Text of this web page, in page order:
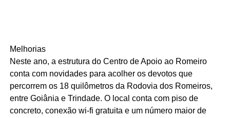
Melhorias
Neste ano, a estrutura do Centro de Apoio ao Romeiro
conta com novidades para acolher os devotos que
percorrem os 18 quilômetros da Rodovia dos Romeiros,
entre Goiânia e Trindade. O local conta com piso de
concreto, conexão wi-fi gratuita e um número maior de